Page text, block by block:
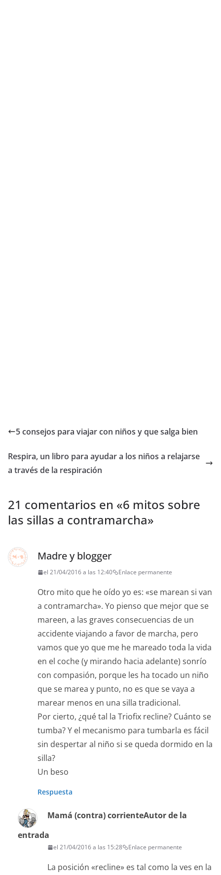
5 consejos para viajar con niños y que salga bien
Respira, un libro para ayudar a los niños a relajarse
a través de la respiración
21 comentarios en «6 mitos sobre
las sillas a contramarcha»
Madre y blogger
el 21/04/2016 a las 12:40 Enlace permanente
Otro mito que he oído yo es: «se marean si van
a contramarcha». Yo pienso que mejor que se
mareen, a las graves consecuencias de un
accidente viajando a favor de marcha, pero
vamos que yo que me he mareado toda la vida
en el coche (y mirando hacia adelante) sonrío
con compasión, porque les ha tocado un niño
que se marea y punto, no es que se vaya a
marear menos en una silla tradicional.
Por cierto, ¿qué tal la Triofix recline? Cuánto se
tumba? Y el mecanismo para tumbarla es fácil
sin despertar al niño si se queda dormido en la
silla?
Un beso
Respuesta
Mamá (contra) corrienteAutor de la
entrada
el 21/04/2016 a las 15:28 Enlace permanente
La posición «recline» es tal como la ves en la